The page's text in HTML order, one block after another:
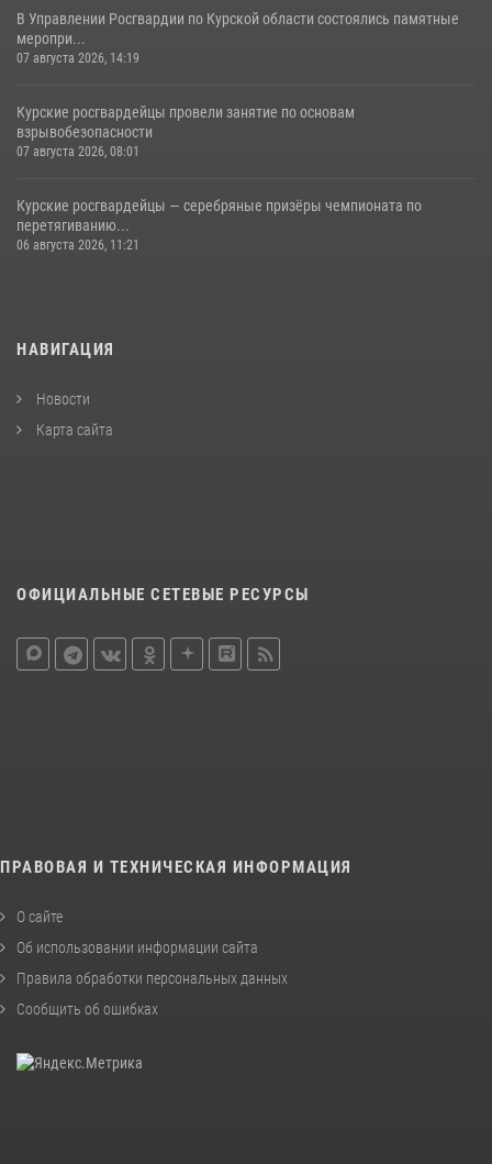
В Управлении Росгвардии по Курской области состоялись памятные
меропри...
07 августа 2026, 14:19
Курские росгвардейцы провели занятие по основам
взрывобезопасности
07 августа 2026, 08:01
Курские росгвардейцы — серебряные призёры чемпионата по
перетягиванию...
06 августа 2026, 11:21
НАВИГАЦИЯ
Новости
Карта сайта
ОФИЦИАЛЬНЫЕ СЕТЕВЫЕ РЕСУРСЫ
ПРАВОВАЯ И ТЕХНИЧЕСКАЯ ИНФОРМАЦИЯ
О сайте
Об использовании информации сайта
Правила обработки персональных данных
Сообщить об ошибках